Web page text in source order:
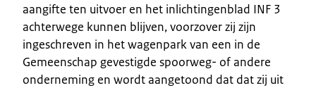
aangifte ten uitvoer en het inlichtingenblad INF 3
achterwege kunnen blijven, voorzover zij zijn
ingeschreven in het wagenpark van een in de
Gemeenschap gevestigde spoorweg- of andere
onderneming en wordt aangetoond dat dat zij uit